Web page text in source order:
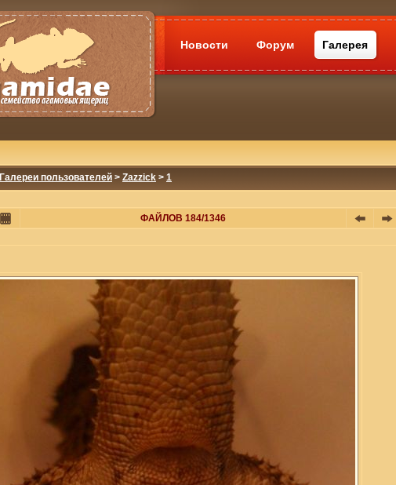
Новости Форум Галерея
Галереи пользователей > Zazzick > 1
ФАЙЛОВ 184/1346